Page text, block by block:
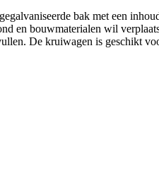
bak met een
en bouwmaterialen wil
De kruiwagen is geschikt